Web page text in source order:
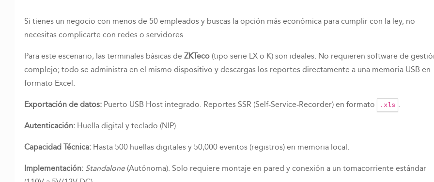
Si tienes un negocio con menos de 50 empleados y buscas la opción más económica para cumplir con la ley, no
necesitas complicarte con redes o servidores.
Para este escenario, las terminales básicas de ZKTeco (tipo serie LX o K) son ideales. No requieren software de
complejo; todo se administra en el mismo dispositivo y descargas los reportes directamente a una memoria USB en
formato Excel.
Exportación de datos: Puerto USB Host integrado. Reportes SSR (Self-Service-Recorder) en formato .xls .
Autenticación: Huella digital y teclado (NIP).
Capacidad Técnica: Hasta 500 huellas digitales y 50,000 eventos (registros) en memoria local.
Implementación: Standalone(Autónoma). Solo requiere montaje en pared y conexión a un tomacorriente estándar